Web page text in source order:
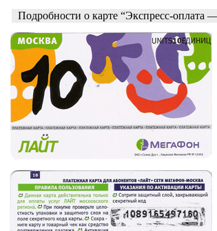
Подробности о карте “Экспресс-оплата